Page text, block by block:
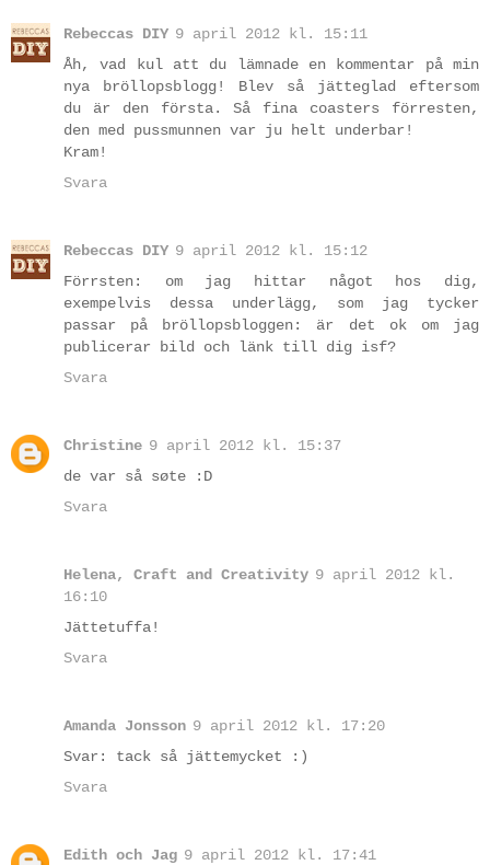
Rebeccas DIY 9 april 2012 kl. 15:11
Åh, vad kul att du lämnade en kommentar på min
nya bröllopsblogg! Blev så jätteglad eftersom
du är den första. Så fina coasters förresten,
den med pussmunnen var ju helt underbar!
Kram!
Svara
Rebeccas DIY 9 april 2012 kl. 15:12
Förrsten: om jag hittar något hos dig,
exempelvis dessa underlägg, som jag tycker
passar på bröllopsbloggen: är det ok om jag
publicerar bild och länk till dig isf?
Svara
Christine 9 april 2012 kl. 15:37
de var så søte :D
Svara
Helena, Craft and Creativity 9 april 2012 kl.
16:10
Jättetuffa!
Svara
Amanda Jonsson 9 april 2012 kl. 17:20
Svar: tack så jättemycket :)
Svara
Edith och Jag 9 april 2012 kl. 17:41